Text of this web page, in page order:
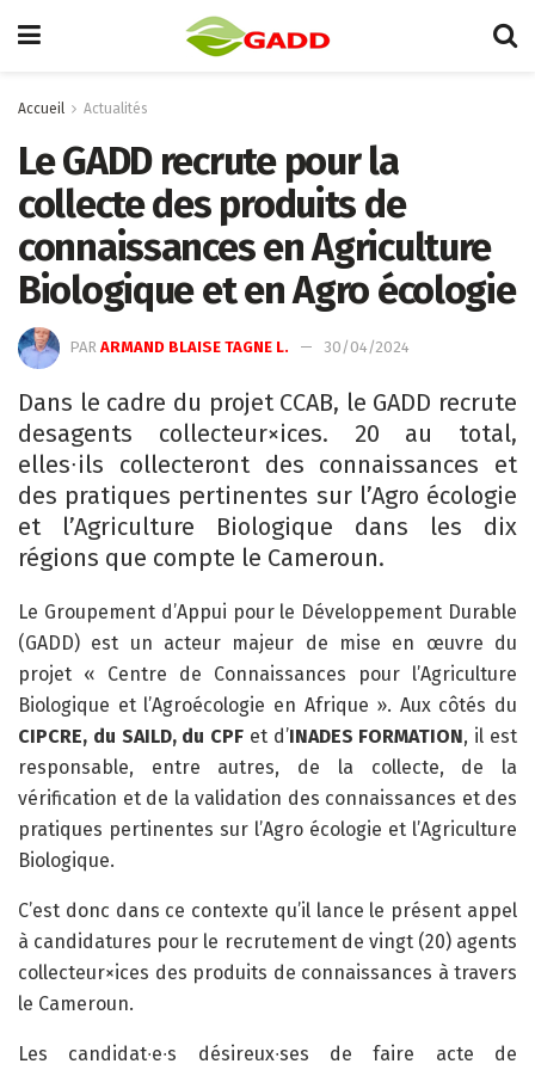
Accueil Actualités
Le GADD recrute pour la
collecte des produits de
connaissances en Agriculture
Biologique et en Agro écologie
PAR ARMAND BLAISE TAGNE L. 30/04/2024
Dans le cadre du projet CCAB, le GADD recrute
desagents collecteur×ices. 20 au total,
elles∙ils collecteront des connaissances et
des pratiques pertinentes sur l’Agro écologie
et l’Agriculture Biologique dans les dix
régions que compte le Cameroun.
Le Groupement d’Appui pour le Développement Durable
(GADD) est un acteur majeur de mise en œuvre du
projet « Centre de Connaissances pour l’Agriculture
Biologique et l’Agroécologie en Afrique ». Aux côtés du
CIPCRE, du SAILD, du CPF et d’INADES FORMATION, il est
responsable, entre autres, de la collecte, de la
vérification et de la validation des connaissances et des
pratiques pertinentes sur l’Agro écologie et l’Agriculture
Biologique.
C’est donc dans ce contexte qu’il lance le présent appel
à candidatures pour le recrutement de vingt (20) agents
collecteur×ices des produits de connaissances à travers
le Cameroun.
Les candidat∙e∙s désireux∙ses de faire acte de